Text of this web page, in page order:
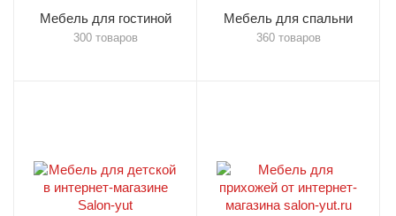
Мебель для гостиной
300 товаров
Мебель для спальни
360 товаров